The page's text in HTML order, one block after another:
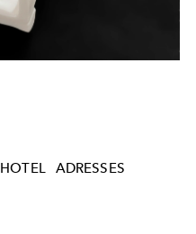
HOTEL
ADRESSES